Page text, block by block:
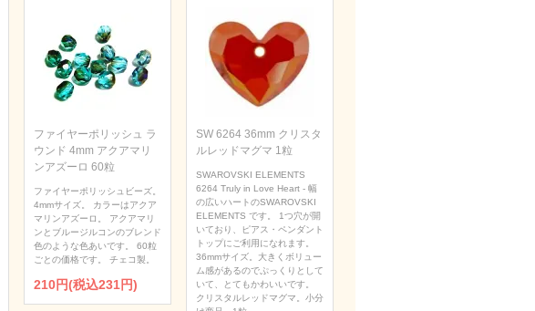
ファイヤーポリッシュ ラ
ウンド 4mm アクアマリ
ンアズーロ 60粒
ファイヤーポリッシュビーズ。
4mmサイズ。 カラーはアクア
マリンアズーロ。 アクアマリ
ンとブルージルコンのブレンド
色のような色あいです。 60粒
ごとの価格です。 チェコ製。
210円(税込231円)
SW 6264 36mm クリスタ
ルレッドマグマ 1粒
SWAROVSKI ELEMENTS
6264 Truly in Love Heart - 幅
の広いハートのSWAROVSKI
ELEMENTS です。 1つ穴が開
いており、ピアス・ペンダント
トップにご利用になれます。
36mmサイズ。大きくボリュー
ム感があるのでぷっくりとして
いて、とてもかわいいです。
クリスタルレッドマグマ。小分